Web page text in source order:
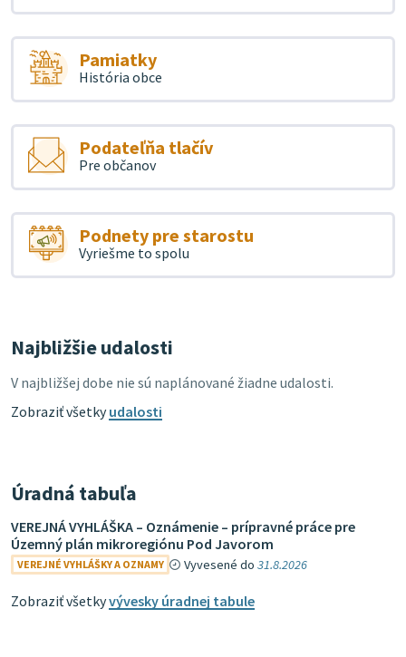
Pamiatky
História obce
Podateľňa tlačív
Pre občanov
Podnety pre starostu
Vyriešme to spolu
Najbližšie udalosti
V najbližšej dobe nie sú naplánované žiadne udalosti.
Zobraziť všetkyudalosti
Úradná tabuľa
VEREJNÁ VYHLÁŠKA – Oznámenie – prípravné práce pre
Územný plán mikroregiónu Pod Javorom
VEREJNÉ VYHLÁŠKY A OZNAMY Vyvesené do31.8.2026
Zobraziť všetkyvývesky úradnej tabule